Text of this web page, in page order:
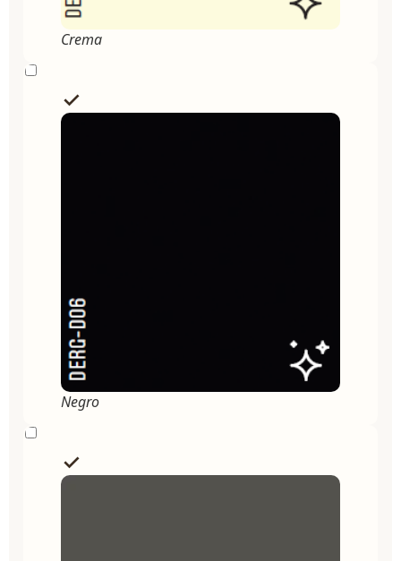
Crema
Negro